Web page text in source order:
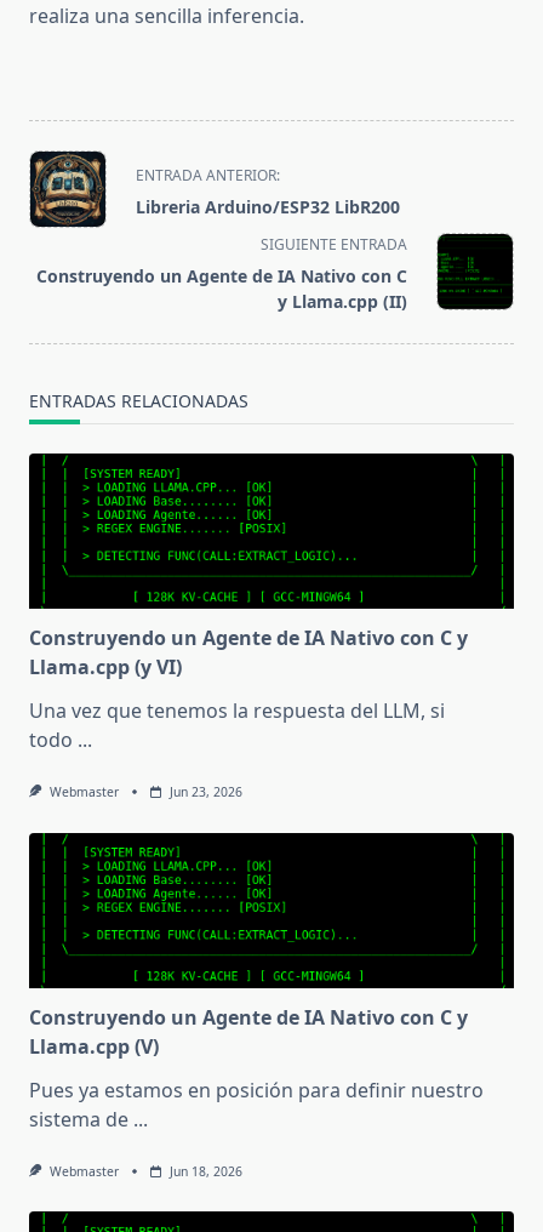
realiza una sencilla inferencia.
<span
class="nav-
subtitle
reader-
ENTRADA ANTERIOR:
Libreria Arduino/ESP32 LibR200
SIGUIENTE ENTRADA
Construyendo un Agente de IA Nativo con C
y Llama.cpp (II)
ENTRADAS RELACIONADAS
Construyendo un Agente de IA Nativo con C y
Llama.cpp (y VI)
Una vez que tenemos la respuesta del LLM, si
todo ...
Webmaster Jun 23, 2026
Construyendo un Agente de IA Nativo con C y
Llama.cpp (V)
Pues ya estamos en posición para definir nuestro
sistema de ...
Webmaster Jun 18, 2026